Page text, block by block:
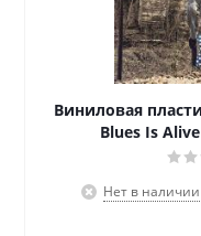
Виниловая
Blues Is
Нет в наличии